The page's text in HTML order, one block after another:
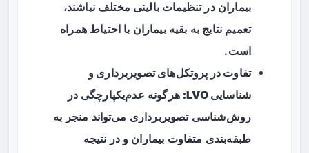
بیماران در تنظیمات بالینی مختلف نباشند،
تعمیم نتایج به بقیه بیماران با احتیاط همراه
است.
تفاوت در پروتکل‌های تصویربرداری و
شناسایی LVO:
هرگونه عدم‌یکپارچگی در
روش‌شناسی تصویربرداری می‌تواند منجر به
طبقه‌بندی متفاوت بیماران و در نتیجه